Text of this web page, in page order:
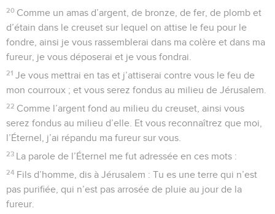
20 Comme un amas d’argent, de bronze, de fer, de plomb et
d’étain dans le creuset sur lequel on attise le feu pour le
fondre, ainsi je vous rassemblerai dans ma colère et dans ma
fureur, je vous déposerai et je vous fondrai.
21 Je vous mettrai en tas et j’attiserai contre vous le feu de
mon courroux ; et vous serez fondus au milieu de Jérusalem.
22 Comme l’argent fond au milieu du creuset, ainsi vous
serez fondus au milieu d’elle. Et vous reconnaîtrez que moi,
l’Éternel, j’ai répandu ma fureur sur vous.
23 La parole de l’Éternel me fut adressée en ces mots :
24 Fils d’homme, dis à Jérusalem : Tu es une terre qui n’est
pas purifiée, qui n’est pas arrosée de pluie au jour de la
fureur.